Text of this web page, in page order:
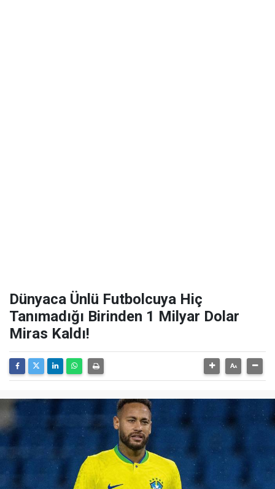
Dünyaca Ünlü Futbolcuya Hiç
Tanımadığı Birinden 1 Milyar Dolar
Miras Kaldı!